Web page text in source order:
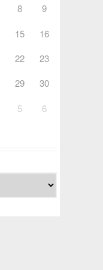
8
9
15
16
22
23
29
30
5 6